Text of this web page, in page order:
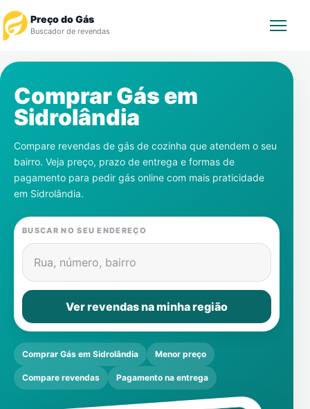
Preço do Gás
Buscador de revendas
Revendedor
Notícias
Cadastre-se
Gás
Contatos
Comprar Gás em
Sidrolândia
Compare revendas de gás de cozinha que atendem o seu
bairro. Veja preço, prazo de entrega e formas de
pagamento para pedir gás online com mais praticidade
em Sidrolândia.
BUSCAR NO SEU ENDEREÇO
Rua, número, bairro
Ver revendas na minha região
Comprar Gás em Sidrolândia Menor preço
Compare revendas Pagamento na entrega